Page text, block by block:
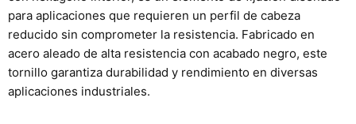
para aplicaciones que requieren un perfil de cabeza
reducido sin comprometer la resistencia. Fabricado en
acero aleado de alta resistencia con acabado negro, este
tornillo garantiza durabilidad y rendimiento en diversas
aplicaciones industriales.